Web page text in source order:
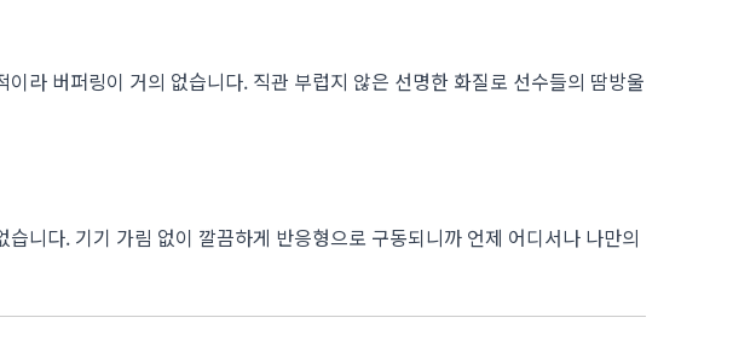
라 버퍼링이 거의 없습니다. 직관 부럽지 않은 선명한 화질로 선수들의 땀방울
니다. 기기 가림 없이 깔끔하게 반응형으로 구동되니까 언제 어디서나 나만의